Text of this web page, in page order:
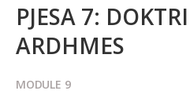
PJESA 7:
ARDHMES
MODULE 9